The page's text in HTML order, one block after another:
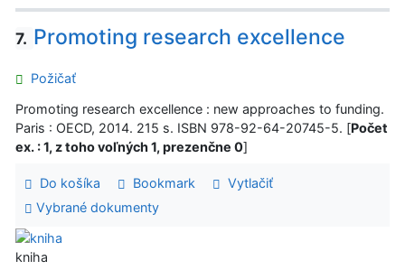
7. Promoting research excellence
Požičať
Promoting research excellence : new approaches to funding.
Paris : OECD, 2014. 215 s. ISBN 978-92-64-20745-5. [Počet
ex. : 1, z toho voľných 1, prezenčne 0]
Do košíka Bookmark
Vytlačiť
Vybrané dokumenty
kniha